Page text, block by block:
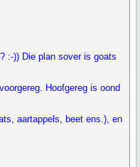
:-)) Die plan sover is goats
Hoofgereg is oond
aartappels, beet ens.), en